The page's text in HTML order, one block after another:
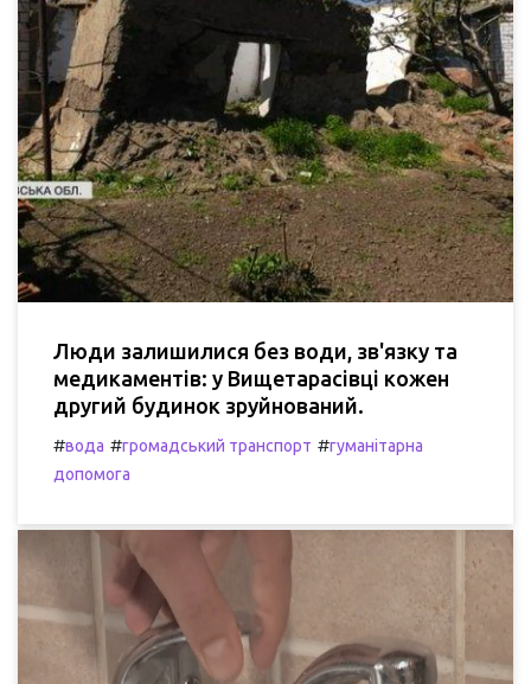
Люди залишилися без води, зв'язку та
медикаментів: у Вищетарасівці кожен
другий будинок зруйнований.
#вода #громадський транспорт #гуманітарна
допомога